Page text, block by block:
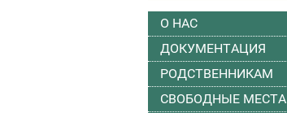
О НАС
ДОКУМЕНТАЦИЯ
РОДСТВЕННИКАМ
СВОБОДНЫЕ МЕСТА